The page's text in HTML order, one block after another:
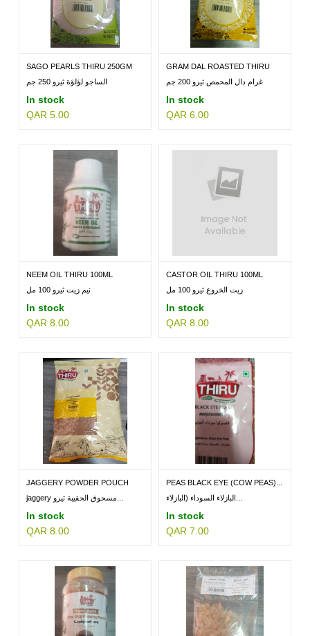
SAGO PEARLS THIRU 250GM
الساجو لؤلؤة ثيرو 250 جم
In stock
QAR 5.00
GRAM DAL ROASTED THIRU
200GM غرام دال المحمص ثيرو 200 جم
In stock
QAR 6.00
NEEM OIL THIRU 100ML
نيم زيت ثيرو 100 مل
In stock
QAR 8.00
CASTOR OIL THIRU 100ML
زيت الخروع ثيرو 100 مل
In stock
QAR 8.00
JAGGERY POWDER POUCH
THIRU...
In stock
QAR 8.00
PEAS BLACK EYE (COW PEAS)...
In stock
QAR 7.00